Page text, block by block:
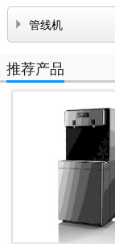
 管线机
推荐产品